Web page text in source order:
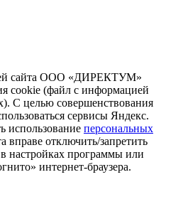
сайта ООО «ДИРЕКТУМ»
cookie (файл с информацией
С целью совершенствования
сервисы Яндекс.
использование персональных
вправе отключить/запретить
настройках программы или
интернет-браузера.